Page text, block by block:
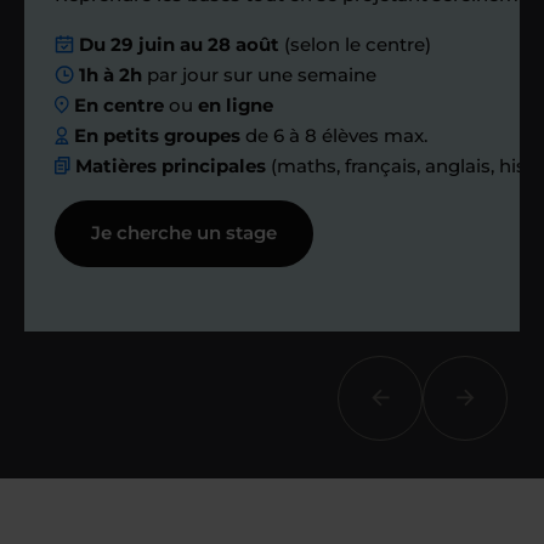
Nous planifions
ensemble des
échanges réguliers
Afin de suivre le travail et les progrès
réalisés, votre enseignant et moi-
même vous proposons des points et
Du 29 juin au 28 août (selon le centre)
1h à 2h par jour sur une semaine
En centre ouen ligne
En petits groupes de 6 à 8 élèves max.
Matières principales (maths, français, anglais,
Je cherche un stage